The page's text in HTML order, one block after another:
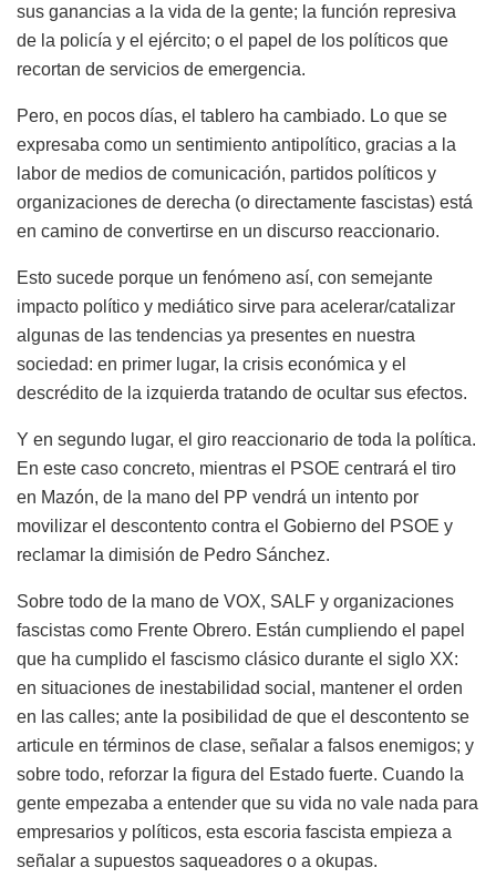
sus ganancias a la vida de la gente; la función represiva
de la policía y el ejército; o el papel de los políticos que
recortan de servicios de emergencia.
Pero, en pocos días, el tablero ha cambiado. Lo que se
expresaba como un sentimiento antipolítico, gracias a la
labor de medios de comunicación, partidos políticos y
organizaciones de derecha (o directamente fascistas) está
en camino de convertirse en un discurso reaccionario.
Esto sucede porque un fenómeno así, con semejante
impacto político y mediático sirve para acelerar/catalizar
algunas de las tendencias ya presentes en nuestra
sociedad: en primer lugar, la crisis económica y el
descrédito de la izquierda tratando de ocultar sus efectos.
Y en segundo lugar, el giro reaccionario de toda la política.
En este caso concreto, mientras el PSOE centrará el tiro
en Mazón, de la mano del PP vendrá un intento por
movilizar el descontento contra el Gobierno del PSOE y
reclamar la dimisión de Pedro Sánchez.
Sobre todo de la mano de VOX, SALF y organizaciones
fascistas como Frente Obrero. Están cumpliendo el papel
que ha cumplido el fascismo clásico durante el siglo XX:
en situaciones de inestabilidad social, mantener el orden
en las calles; ante la posibilidad de que el descontento se
articule en términos de clase, señalar a falsos enemigos; y
sobre todo, reforzar la figura del Estado fuerte. Cuando la
gente empezaba a entender que su vida no vale nada para
empresarios y políticos, esta escoria fascista empieza a
señalar a supuestos saqueadores o a okupas.